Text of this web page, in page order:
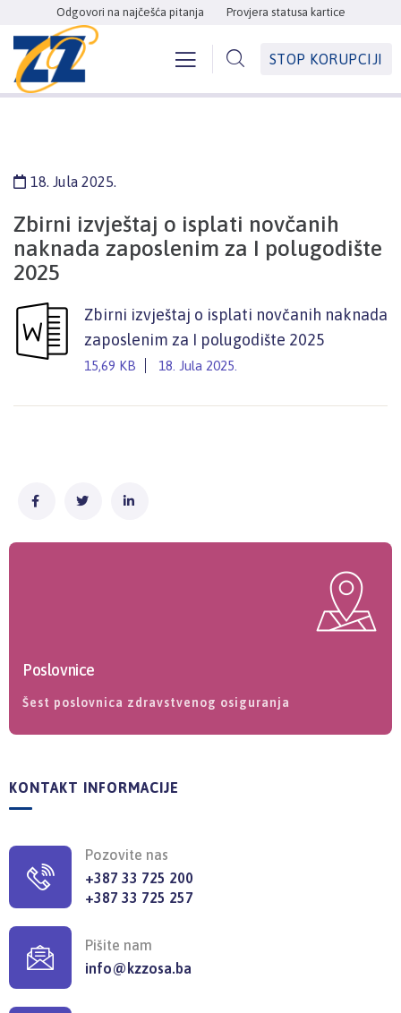
Odgovori na najčešća pitanja Provjera statusa kartice
STOP KORUPCIJI
18. Jula 2025.
Zbirni izvještaj o isplati novčanih
naknada zaposlenim za I polugodište
2025
Zbirni izvještaj o isplati novčanih naknada
zaposlenim za I polugodište 2025
15,69 KB 18. Jula 2025.
Poslovnice
Šest poslovnica zdravstvenog osiguranja
KONTAKT INFORMACIJE
Pozovite nas
+387 33 725 200
+387 33 725 257
Pišite nam
info@kzzosa.ba